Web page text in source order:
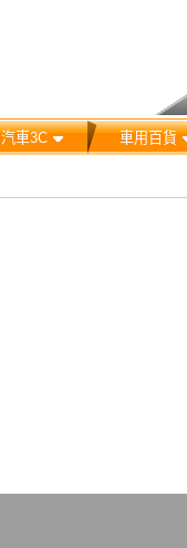
汽車3C 車用百貨